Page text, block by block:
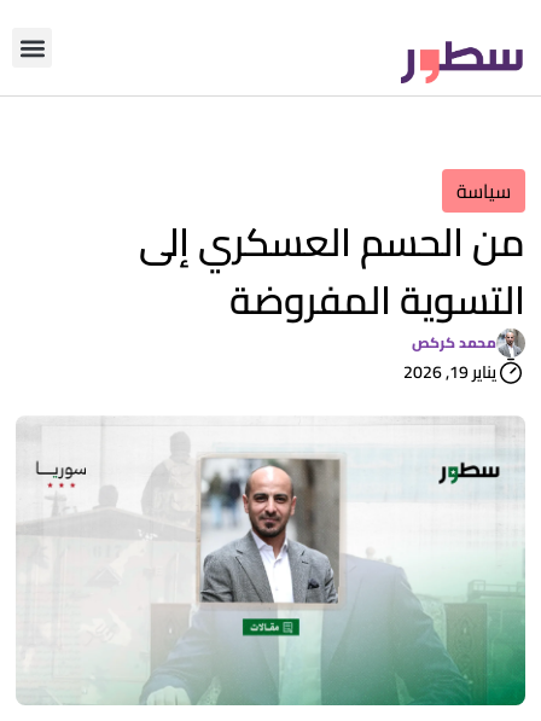
سياسة
من الحسم العسكري إلى
التسوية المفروضة
محمد كركص
يناير 19, 2026